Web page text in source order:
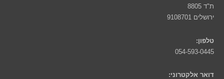
ת"ד 8805
ירושלים 9108701
טלפון:
054-593-0445
דואר אלקטרוני: